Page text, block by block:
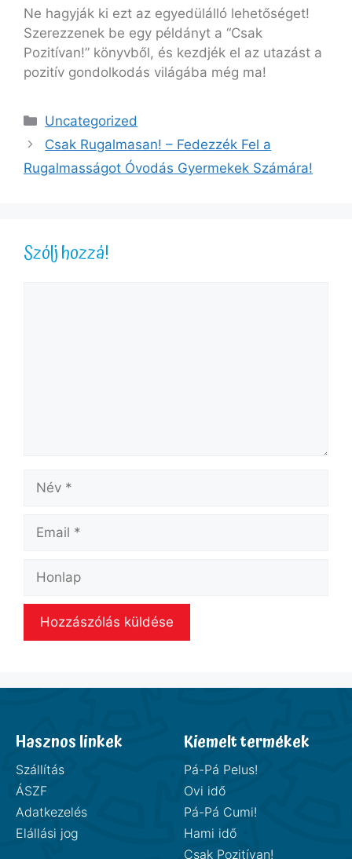
Ne hagyják ki ezt az egyedülálló lehetőséget!
Szerezzenek be egy példányt a “Csak
Pozitívan!” könyvből, és kezdjék el az utazást a
pozitív gondolkodás világába még ma!
Uncategorized
Csak Rugalmasan! – Fedezzék Fel a
Rugalmasságot Óvodás Gyermekek Számára!
Szólj hozzá!
Hasznos linkek
Szállítás
ÁSZF
Adatkezelés
Elállási jog
Kiemelt termékek
Pá-Pá Pelus!
Ovi idő
Pá-Pá Cumi!
Hami idő
Csak Pozitívan!